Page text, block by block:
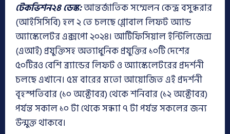
টেকভিশন২৪ ডেস্ক:আন্তর্জাতিক সম্মেলন কেন্দ্র বসুন্ধরার
(আইসিসিবি) হল ২ তে চলছে গ্লোবাল লিফট অ্যান্ড
অ্যাস্কেলেটর এক্সপো ২০২৪। আর্টিফিসিয়াল ইন্টিলিজেন্স
(এআই) প্রযুক্তিসহ অত্যাধুনিক প্রযুক্তির ১০টি দেশের
৫০টিরও বেশি ব্র্যান্ডের লিফট ও অ্যাস্কেলেটরের প্রদর্শনী
চলছে এখানে। ৫ম বারের মতো আয়োজিত এই প্রদর্শনী
বৃহস্পতিবার (১০ অক্টোবর) থেকে শনিবার (১২ অক্টোবর)
পর্যন্ত সকাল ১০ টা থেকে সন্ধ্যা ৭ টা পর্যন্ত সকলের জন্য
উন্মুক্ত থাকবে।